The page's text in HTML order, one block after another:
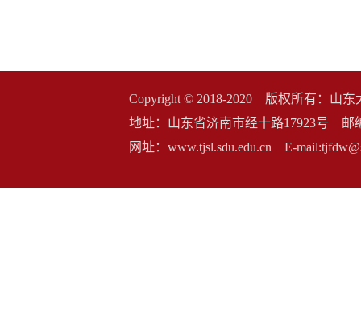
Copyright © 2018-2020 版权所有：山
地址：山东省济南市经十路17923号 邮
网址：www.tjsl.sdu.edu.cn E-